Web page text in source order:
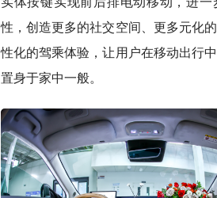
性，创造更多的社交空间、更多元化
性化的驾乘体验，让用户在移动出行
置身于家中一般。